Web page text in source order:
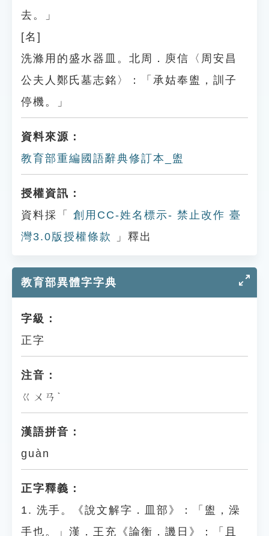
去。」
[名]
洗滌用的盛水器皿。北周．庾信〈周安昌
公夫人鄭氏墓志銘〉：「承姑奉盥，訓子
停機。」
資料來源：
教育部重編國語辭典修訂本_盥
授權資訊：
資料採「
創用CC-姓名標示- 禁止改作 臺
灣3.0版授權條款
」釋出
教育部異體字字典
字級：
正字
注音：
ㄍㄨㄢˋ
漢語拼音：
guàn
正字釋義：
1. 洗手。《說文解字．皿部》：「盥，澡
手也。」漢．王充《論衡．譏日》：「且